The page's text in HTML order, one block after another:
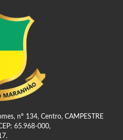
nº 134, Centro, CAMPESTRE
65.968-000,